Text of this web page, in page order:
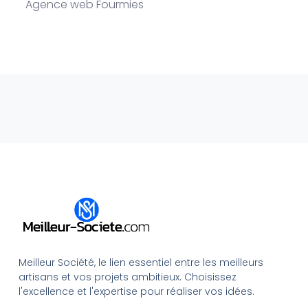
Agence web Fourmies
Meilleur Société, le lien essentiel entre les meilleurs
artisans et vos projets ambitieux. Choisissez
l'excellence et l'expertise pour réaliser vos idées.